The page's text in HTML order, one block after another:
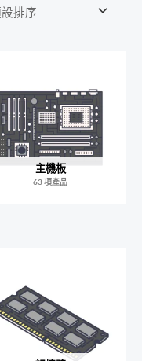
主機板
63 項產品